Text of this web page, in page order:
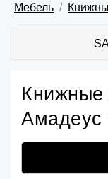
Мебель
Амадеус